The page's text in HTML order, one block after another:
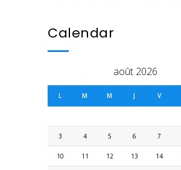
Calendar
août 2026
L M M J V
3 4 5 6 7
10 11 12 13 14